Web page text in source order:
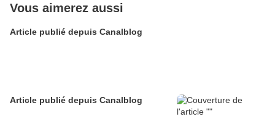
Vous aimerez aussi
Article publié depuis Canalblog
Article publié depuis Canalblog